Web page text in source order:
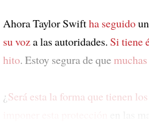
Ahora Taylor Swiftha seguido
su voza las autoridades. Si tiene
hito. Estoy segura de que
¿ Será esta la forma que tienen